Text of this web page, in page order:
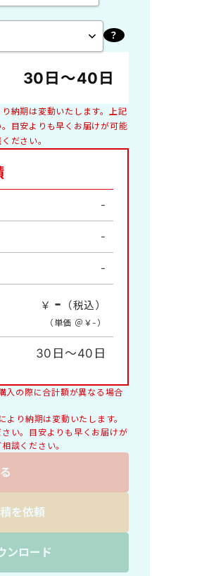
30日～40日
納期は変動いたします。上記
目安よりも早くお届けが可能
ださい。
-
-
-
￥ - （税込）
（単価 ＠￥- ）
30日～40日
入の際に合計額が異なる場合
り納期は変動いたします。
い。目安よりも早くお届けが
談ください。
を依頼
ンロード
の情景